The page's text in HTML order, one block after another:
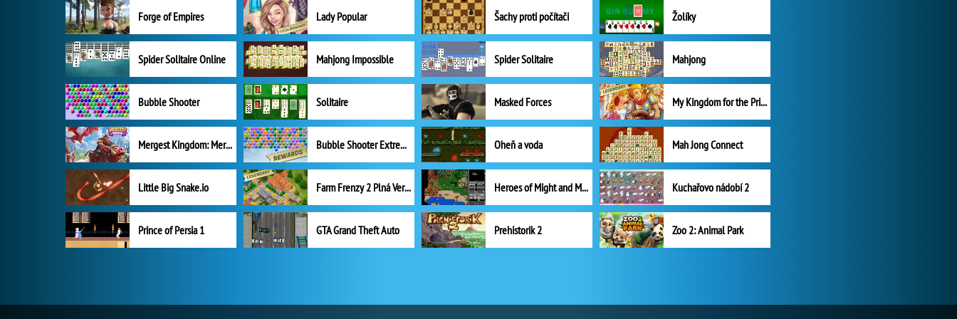
Forge of Empires Lady Popular Šachy proti počítači Žolíky
Spider Solitaire Online Mahjong Impossible Spider Solitaire Mahjong
Bubble Shooter Solitaire Masked Forces My Kingdom for the Princess Plná verze
Mergest Kingdom: Merge Puzzle Bubble Shooter Extreme Oheň a voda Mah Jong Connect
Little Big Snake.io Farm Frenzy 2 Plná Verze Heroes of Might and Magic II Kuchařovo nádobí 2
Prince of Persia 1 GTA Grand Theft Auto Prehistorik 2 Zoo 2: Animal Park